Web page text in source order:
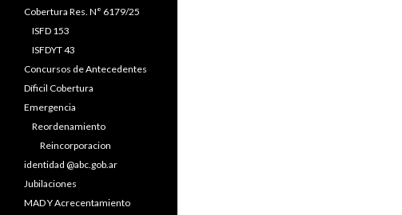
Cobertura Res. N° 6179/25
ISFD 153
ISFDYT 43
Concursos de Antecedentes
Díficil Cobertura
Emergencia
Reordenamiento
Reincorporacion
identidad @abc.gob.ar
Jubilaciones
MAD Y Acrecentamiento